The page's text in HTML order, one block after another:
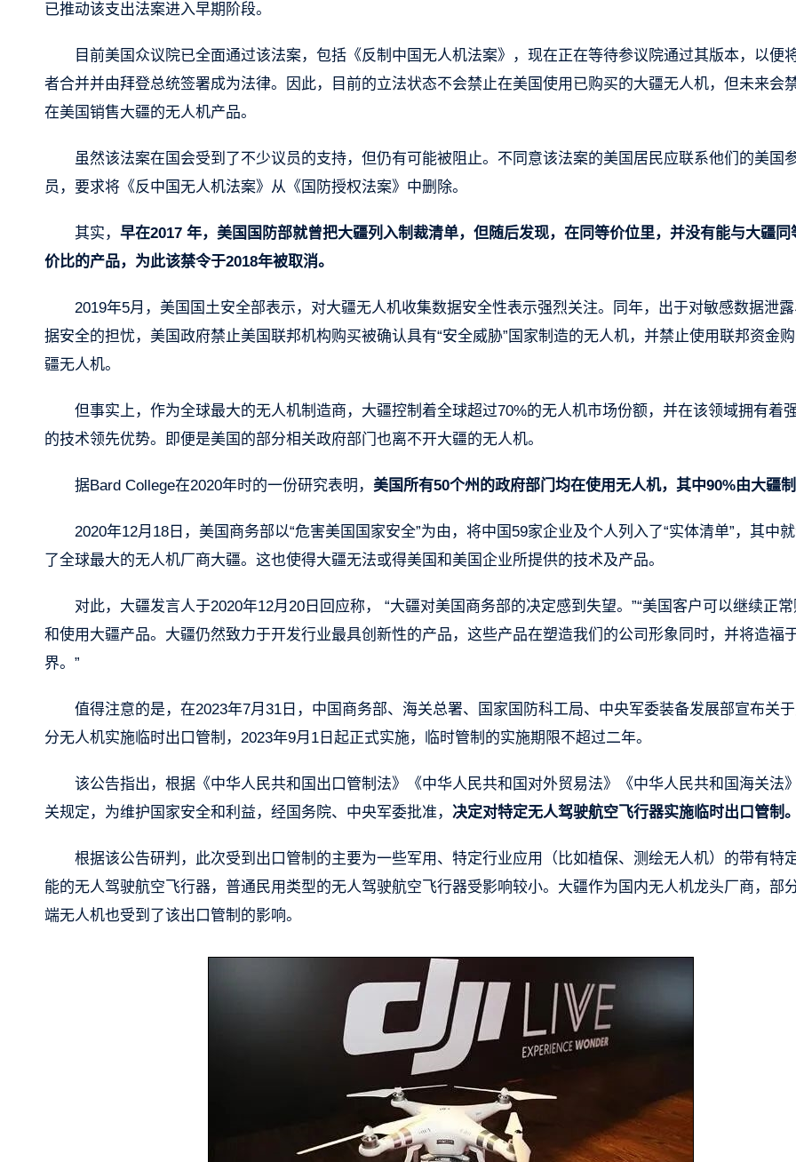
已推动该支出法案进入早期阶段。
目前美国众议院已全面通过该法案，包括《反制中国无人机法案》，现在正在等待参议院通过其版本，以便
者合并并由拜登总统签署成为法律。因此，目前的立法状态不会禁止在美国使用已购买的大疆无人机，但未来会
在美国销售大疆的无人机产品。
虽然该法案在国会受到了不少议员的支持，但仍有可能被阻止。不同意该法案的美国居民应联系他们的美国
员，要求将《反中国无人机法案》从《国防授权法案》中删除。
其实， 早在2017 年，美国国防部就曾把大疆列入制裁清单，但随后发现，在同等价位里，并没有能与大疆同
价比的产品，为此该禁令于2018年被取消。
2019年5月，美国国土安全部表示，对大疆无人机收集数据安全性表示强烈关注。同年，出于对敏感数据泄
据安全的担忧，美国政府禁止美国联邦机构购买被确认具有“安全威胁”国家制造的无人机，并禁止使用联邦资金
疆无人机。
但事实上，作为全球最大的无人机制造商，大疆控制着全球超过70%的无人机市场份额，并在该领域拥有着
的技术领先优势。即便是美国的部分相关政府部门也离不开大疆的无人机。
据Bard College在2020年时的一份研究表明， 美国所有50个州的政府部门均在使用无人机，其中90%由大疆
2020年12月18日，美国商务部以“危害美国国家安全”为由，将中国59家企业及个人列入了“实体清单”，其中
了全球最大的无人机厂商大疆。这也使得大疆无法或得美国和美国企业所提供的技术及产品。
对此，大疆发言人于2020年12月20日回应称， “大疆对美国商务部的决定感到失望。”“美国客户可以继续正
和使用大疆产品。大疆仍然致力于开发行业最具创新性的产品，这些产品在塑造我们的公司形象同时，并将造福
界。”
值得注意的是，在2023年7月31日，中国商务部、海关总署、国家国防科工局、中央军委装备发展部宣布关
分无人机实施临时出口管制，2023年9月1日起正式实施，临时管制的实施期限不超过二年。
该公告指出，根据《中华人民共和国出口管制法》《中华人民共和国对外贸易法》《中华人民共和国海关法
关规定，为维护国家安全和利益，经国务院、中央军委批准， 决定对特定无人驾驶航空飞行器实施临时出口管制
根据该公告研判，此次受到出口管制的主要为一些军用、特定行业应用（比如植保、测绘无人机）的带有特
能的无人驾驶航空飞行器，普通民用类型的无人驾驶航空飞行器受影响较小。大疆作为国内无人机龙头厂商，部
端无人机也受到了该出口管制的影响。